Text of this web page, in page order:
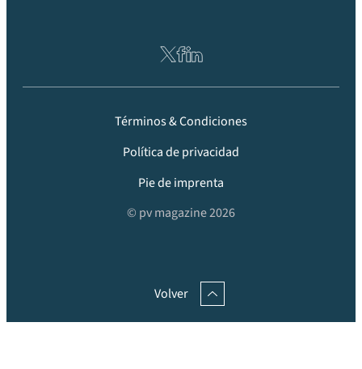
Términos & Condiciones
Política de privacidad
Pie de imprenta
© pv magazine 2026
Volver